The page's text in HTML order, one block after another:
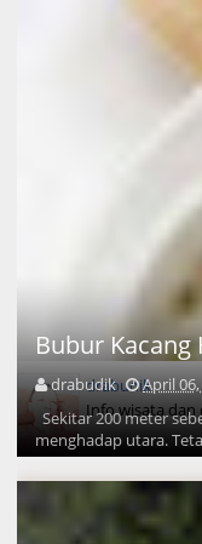
Bubur Kacang
drabudik
April
Sekitar 200 meter
menghadap utara.
drabudik
Info wisata dan